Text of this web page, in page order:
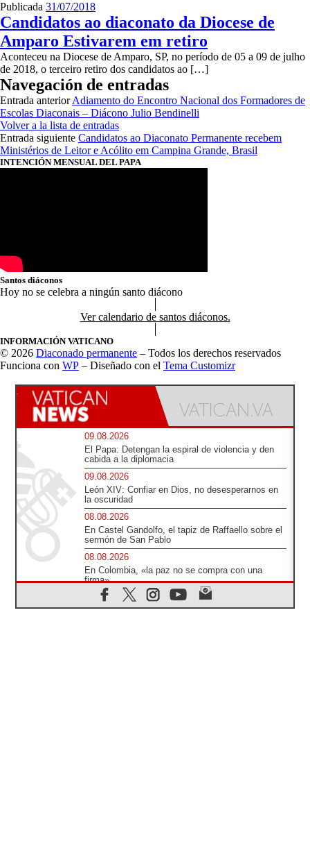
Publicada 31/07/2018
Candidatos ao diaconato da Diocese de
Amparo Estivarem em retiro
Aconteceu na Diocese de Amparo, SP, no período de 05 a 09 de julho
de 2018, o terceiro retiro dos candidatos ao […]
Navegación de entradas
Entrada anterior Adiamento do Encontro Nacional dos Formadores de
Escolas Diaconais – Diácono Julio Bendinelli
Volver a la lista de entradas
Entrada siguiente Candidatos ao Diaconato Permanente recebem
Ministérios de Leitor e Acólito em Campina Grande, Brasil
INTENCIÓN MENSUAL DEL PAPA
Santos diáconos
Hoy no se celebra a ningún santo diácono
Ver calendario de santos diáconos.
INFORMACIÓN VATICANO
© 2026 Diaconado permanente – Todos los derechos reservados
Funciona con WP – Diseñado con el Tema Customizr
09.08.2026
El Papa: Detengan la espiral de violencia y den
cabida a la diplomacia
09.08.2026
León XIV: Confiar en Dios, no desesperarnos en
la oscuridad
08.08.2026
En Castel Gandolfo, el tapiz de Raffaello sobre el
sermón de San Pablo
08.08.2026
En Colombia, «la paz no se compra con una
firma»
08.08.2026
En Venezuela celebraron los 416 años del Santo